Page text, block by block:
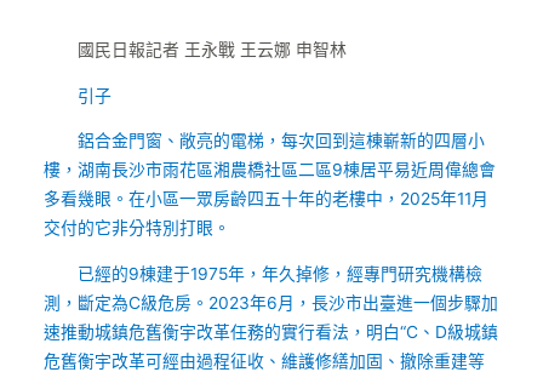
國民日報記者 王永戰 王云娜 申智林
引子
鋁合金門窗、敞亮的電梯，每次回到這棟嶄新的四層小
樓，湖南長沙市雨花區湘農橋社區二區9棟居平易近周偉總會
多看幾眼。在小區一眾房齡四五十年的老樓中，2025年11月
交付的它非分特別打眼。
已經的9棟建于1975年，年久掉修，經專門研究機構檢
測，斷定為C級危房。2023年6月，長沙市出臺進一個步驟加
速推動城鎮危舊衡宇改革任務的實行看法，明白“C、D級城鎮
危舊衡宇改革可經由過程征收、維護修繕加固、撤除重建等